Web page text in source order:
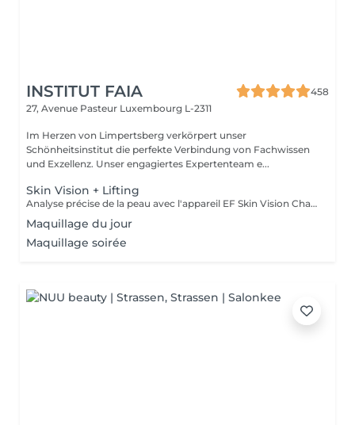
INSTITUT FAIA
458
27, Avenue Pasteur Luxembourg L-2311
Im Herzen von Limpertsberg verkörpert unser
Schönheitsinstitut die perfekte Verbindung von Fachwissen
und Exzellenz. Unser engagiertes Expertenteam e...
Skin Vision + Lifting
Analyse précise de la peau avec l'appareil EF Skin Vision Chaque peau étant unique, nous analysons ensemble les besoins actuels de votre peau. L'appareil diagnostic effectue une analyse complète. Il détermine l'identité de votre peau en quelques minutes, en se basant sur 9 paramètres spécifiques: hydratation, excès de sébum, élasticité, desquamation, pores, taches pigmentaires, rides pattes d'oie, rides du front, couperose. Soin anti-âge liftant pour une peau plus ferme. Les produits pénètrent profondément grâce au, Sono Lifter qui permet également d'agir sur les cicatrices d'acné. Le relâchement de la peau, les rides et les rides d'expression sont atténuées grâce au RF Tightener. Pour raffermir et redessiner l'ovale du visage.
Maquillage du jour
Maquillage soirée